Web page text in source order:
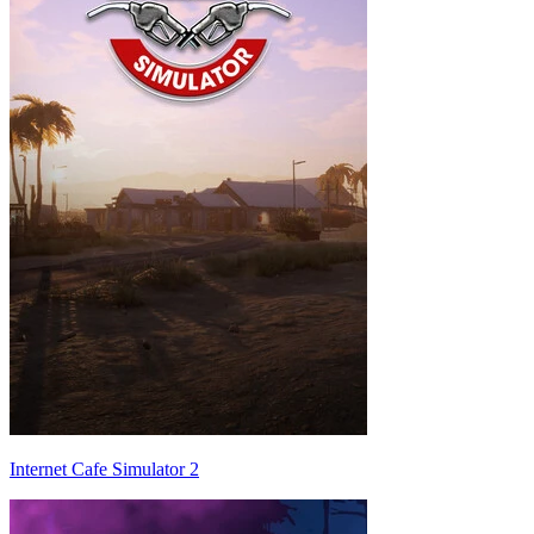
Internet Cafe Simulator 2